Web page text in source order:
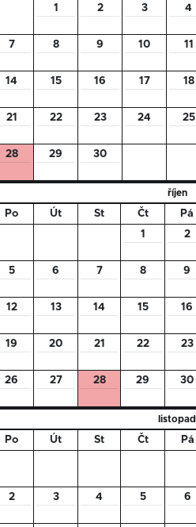
1
2 3 4
7 8 9 10 11
14 15 16 17 18
21 22 23 24 25
28 29 30
říjen
Po Út St Čt Pá
1
2
5 6 7 8 9
12 13 14 15 16
19 20 21 22 23
26 27 28 29 30
listopad
Po Út St Čt Pá
2 3 4 5 6